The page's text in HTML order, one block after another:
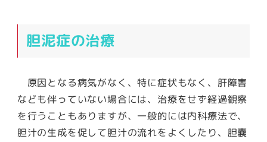
胆泥症の治療
原因となる病気がなく、特に症状もなく、肝障害
なども伴っていない場合には、治療をせず経過観察
を行うこともありますが、一般的には内科療法で、
胆汁の生成を促して胆汁の流れをよくしたり、胆嚢